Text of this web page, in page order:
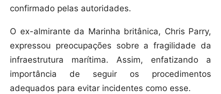
confirmado pelas autoridades.
O ex-almirante da Marinha britânica, Chris Parry,
expressou preocupações sobre a fragilidade da
infraestrutura marítima. Assim, enfatizando a
importância de seguir os procedimentos
adequados para evitar incidentes como esse.